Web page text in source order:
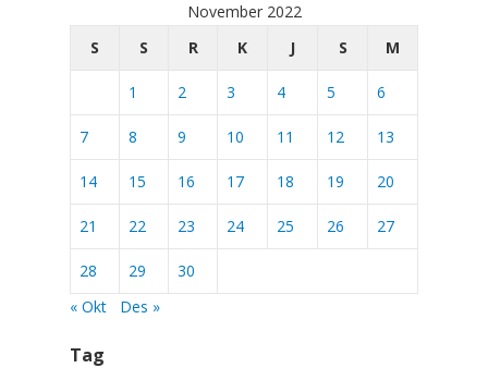
November 2022
S
S R K J S M
1 2 3 4 5 6
7 8 9 10 11 12 13
14 15 16 17 18 19 20
21 22 23 24 25 26 27
28 29
30
« Okt
Des »
Tag